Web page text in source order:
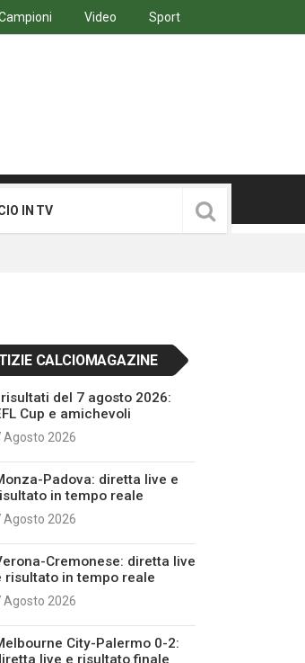
Video Sport
IN TV
CALCIOMAGAZINE
risultati del 7 agosto 2026:
Cup e amichevoli
Agosto 2026
Padova: diretta live e
in tempo reale
Agosto 2026
Cremonese: diretta live
risultato in tempo reale
Agosto 2026
City-Palermo 0-2:
live e risultato finale